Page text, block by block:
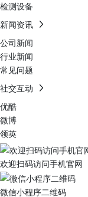
检测设备
新闻资讯
公司新闻
行业新闻
常见问题
社交互动
优酷
微博
领英
欢迎扫码访问手机官网
微信小程序二维码